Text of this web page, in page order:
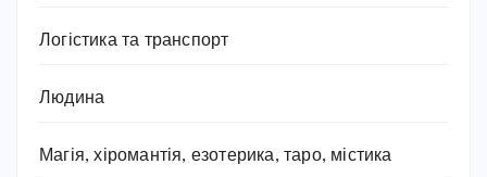
Логістика та транспорт
Людина
Магія, хіромантія, езотерика, таро, містика